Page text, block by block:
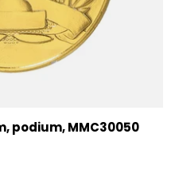
podium, MMC30050